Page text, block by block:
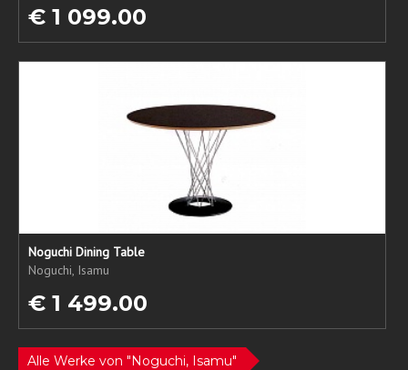
€ 1 099.00
Noguchi Dining Table
Noguchi, Isamu
€ 1 499.00
Alle Werke von "Noguchi, Isamu"